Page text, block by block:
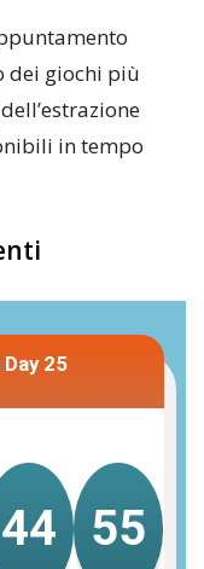
dei giochi più
dell’estrazione
in tempo
25
44 55